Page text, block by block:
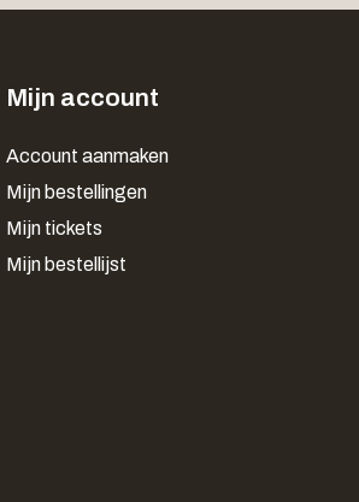
Mijn account
Account aanmaken
Mijn bestellingen
Mijn tickets
Mijn bestellijst